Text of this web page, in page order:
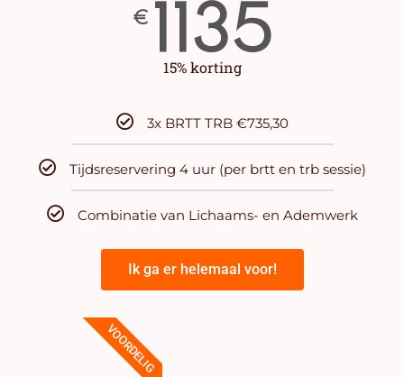
€ 1135
15% korting
3x BRTT TRB €735,30
Tijdsreservering 4 uur (per brtt en trb sessie)
Combinatie van Lichaams- en Ademwerk
Ik ga er helemaal voor!
VOORDELIG